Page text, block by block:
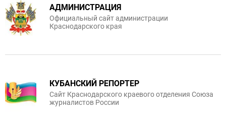
АДМИНИСТРАЦИЯ
Официальный сайт администрации
Краснодарского края
КУБАНСКИЙ РЕПОРТЕР
Сайт Краснодарского краевого отделения Союза
журналистов России